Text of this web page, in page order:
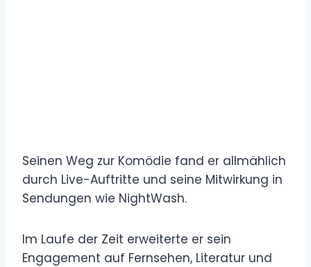
Seinen Weg zur Komödie fand er allmählich
durch Live-Auftritte und seine Mitwirkung in
Sendungen wie NightWash.
Im Laufe der Zeit erweiterte er sein
Engagement auf Fernsehen, Literatur und